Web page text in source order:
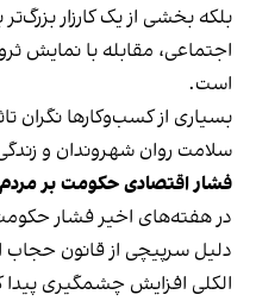
بلکه بخشی از یک کارزار
اجتماعی، مقابله با نمایش
است.
بسیاری از کسب‌وکارها نگران
سلامت روان شهروندان و
فشار اقتصادی حکومت بر مردم
در هفته‌های اخیر فشار
دلیل سرپیچی از قانون
الکلی افزایش چشمگیری پیدا